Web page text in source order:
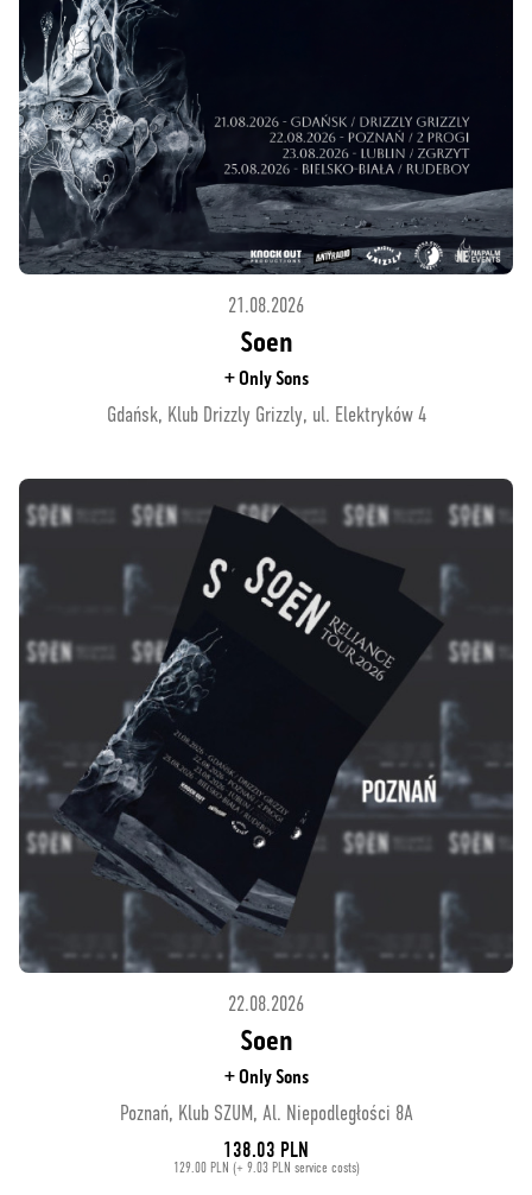
21.08.2026
Soen
+ Only Sons
Gdańsk, Klub Drizzly Grizzly, ul. Elektryków 4
22.08.2026
Soen
+ Only Sons
Poznań, Klub SZUM, Al. Niepodległości 8A
138.03 PLN
129.00 PLN (+ 9.03 PLN service costs)